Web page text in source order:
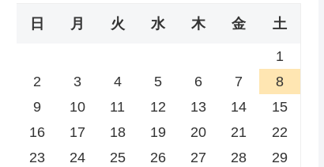
日 月 火 水 木 金 土
1
2
3 4 5 6 7
8
9
10 11 12 13 14
15
16
17 18 19 20 21
22
23
24 25 26 27 28
29